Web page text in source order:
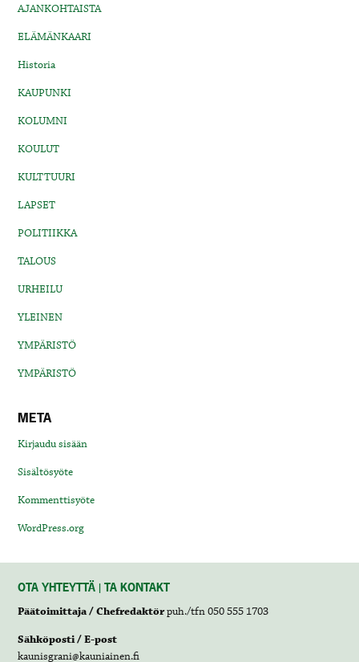
AJANKOHTAISTA
ELÄMÄNKAARI
Historia
KAUPUNKI
KOLUMNI
KOULUT
KULTTUURI
LAPSET
POLITIIKKA
TALOUS
URHEILU
YLEINEN
YMPÄRISTÖ
YMPÄRISTÖ
META
Kirjaudu sisään
Sisältösyöte
Kommenttisyöte
WordPress.org
OTA YHTEYTTÄ | TA KONTAKT
Päätoimittaja / Chefredaktörpuh./tfn 050 555 1703
Sähköposti / E-post
kaunisgrani@kauniainen.fi